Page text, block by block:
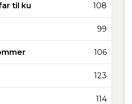
til ku 108
99
106
123
114